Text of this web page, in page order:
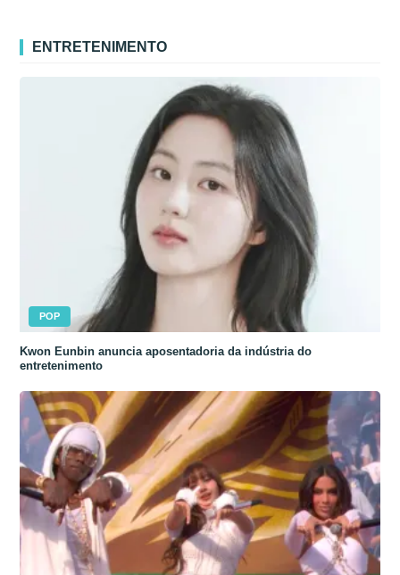
ENTRETENIMENTO
POP
Kwon Eunbin anuncia aposentadoria da indústria do
entretenimento